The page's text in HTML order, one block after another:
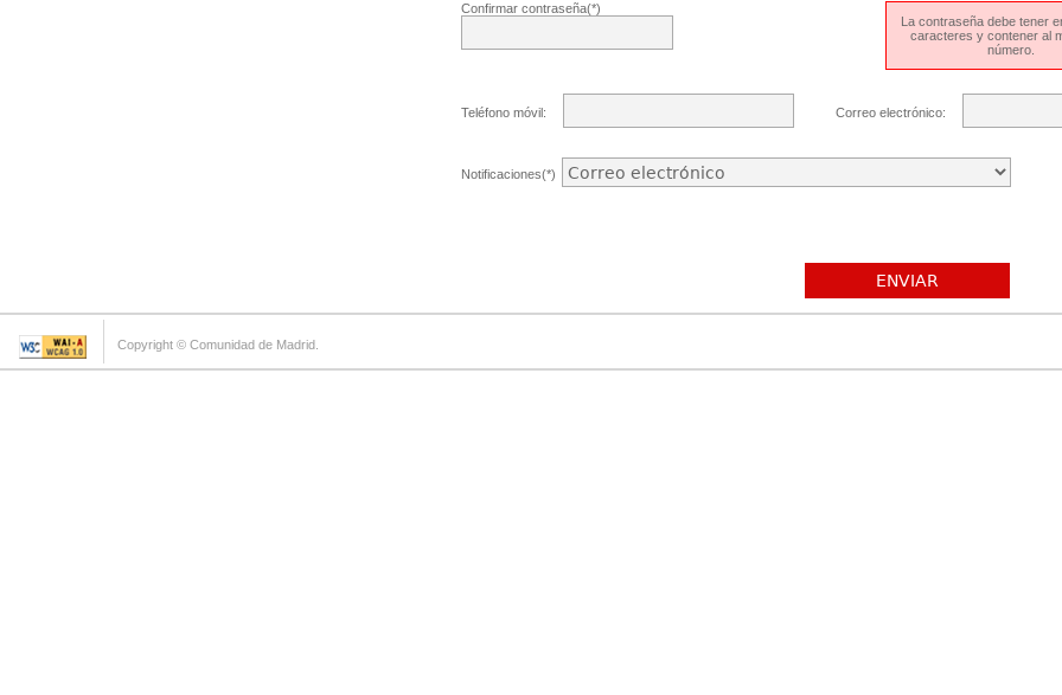
Confirmar contraseña(*)
La contraseña debe tener
caracteres y contener al
número.
Teléfono móvil: Correo electrónico:
Notificaciones(*)
ENVIAR
Copyright © Comunidad de Madrid.